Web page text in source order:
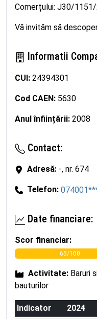
Comerțului: J30/
Vă invităm să
Informatii
CUI: 24394301
Cod CAEN: 5630
Anul înființării: 2008
Contact:
Adresă: -, nr. 674
Telefon:
Date financiare:
Scor financiar:
65/100
Activitate: Baruri
bauturilor
Indicator 2024